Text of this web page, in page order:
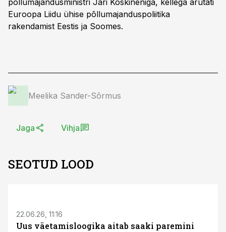
põllumajandusministri Jari Koskineniga, kellega arutati
Euroopa Liidu ühise põllumajanduspoliitika
rakendamist Eestis ja Soomes.
Meelika Sander-Sõrmus
Jaga Vihja
SEOTUD LOOD
22.06.26, 11:16
Uus väetamisloogika aitab saaki paremini